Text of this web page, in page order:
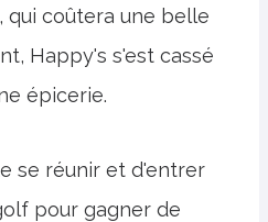
qui coûtera une belle
Happy's s'est cassé
épicerie.
se réunir et d'entrer
pour gagner de